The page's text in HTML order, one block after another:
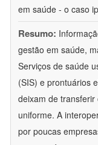
em saúde - o caso
Resumo:
gestão em saúde,
Serviços de saúde
(SIS) e prontuários
deixam de
uniforme. A
por poucas